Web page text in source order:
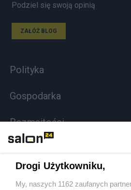
Podziel się swoją opinią
ZAŁÓŻ BLOG
Polityka
Gospodarka
Rozmaitości
Sport
Drogi Użytkowniku,
My, naszych 1162 zaufanych